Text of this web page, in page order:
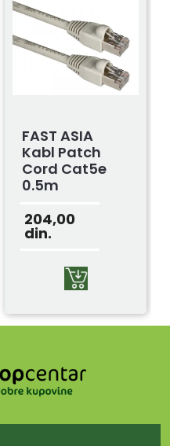
FAST ASIA
Kabl Patch
Cord Cat5e
0.5m
204,00
din.